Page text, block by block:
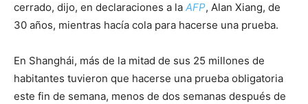
cerrado, dijo, en declaraciones a la AFP, Alan Xiang, de
30 años, mientras hacía cola para hacerse una prueba.
En Shanghái, más de la mitad de sus 25 millones de
habitantes tuvieron que hacerse una prueba obligatoria
este fin de semana, menos de dos semanas después de